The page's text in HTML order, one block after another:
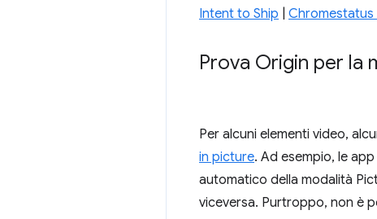
Intent to Ship Chromestatus
Prova Origin per la
Per alcuni elementi video,
in picture. Ad esempio, le
automatico della modalità
viceversa. Purtroppo, non è